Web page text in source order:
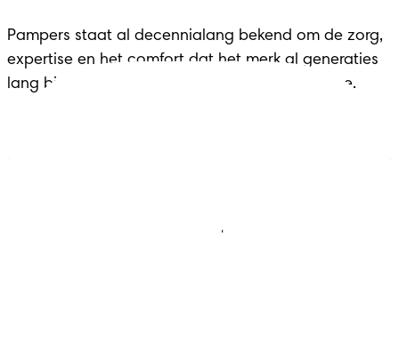
Pampers staat al decennialang bekend om de zorg,
expertise en het comfort dat het merk al generaties
lang biedt aan gezinnen in elke belangrijke fase.